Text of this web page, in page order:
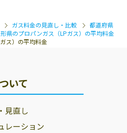
ガス料金の見直し・比較
都道府県
県のプロパンガス（LPガス）の平均料金
ス）の平均料金
いて
見直し
レーション